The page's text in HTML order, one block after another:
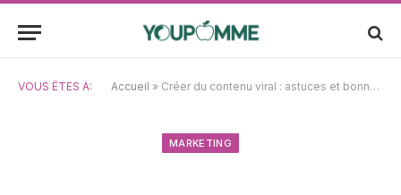
VOUS ÊTES À: Accueil » Créer du contenu viral : astuces et bonnes pratiques pour maximiser votre portée
MARKETING